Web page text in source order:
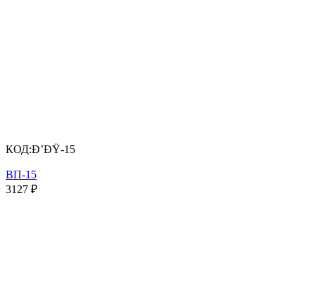
КОД:Ð’ÐŸ-15
ВП-15
3127 ₽